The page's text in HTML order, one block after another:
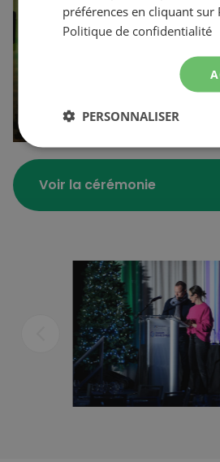
Voir la cérémonie
préférences en cliquant sur
Politique de confidentialité
PERSONNALISER